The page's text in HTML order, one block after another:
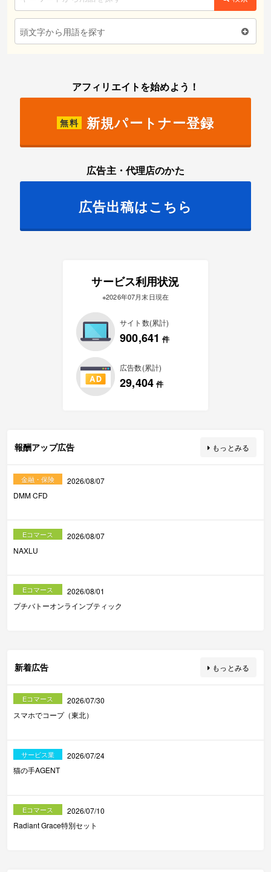
頭文字から用語を探す
アフィリエイトを始めよう！
無料 新規パートナー登録
広告主・代理店のかた
広告出稿はこちら
サービス利用状況
※2026年07月末日現在
サイト数(累計)
900,641 件
広告数(累計)
29,404 件
報酬アップ広告 もっとみる
金融・保険
2026/08/07
DMM CFD
Eコマース
2026/08/07
NAXLU
Eコマース
2026/08/01
プチバトーオンラインブティック
新着広告 もっとみる
Eコマース
2026/07/30
スマホでコープ（東北）
サービス業
2026/07/24
猫の手AGENT
Eコマース
2026/07/10
Radiant Grace特別セット